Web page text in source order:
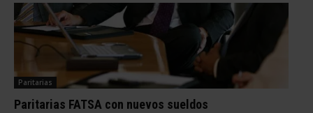
Paritarias
Paritarias FATSA con nuevos sueldos